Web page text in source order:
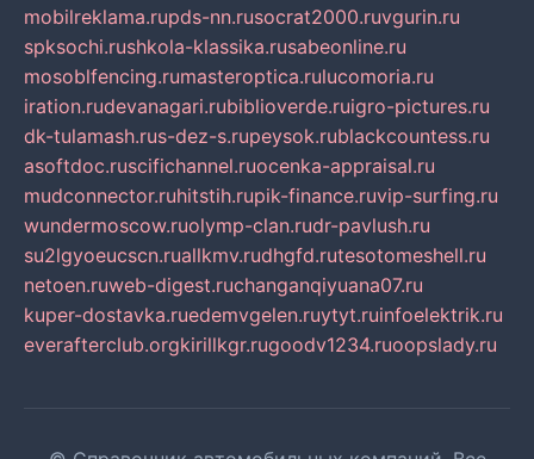
mobilreklama.rupds-nn.rusocrat2000.ruvgurin.ru
spksochi.rushkola-klassika.rusabeonline.ru
mosoblfencing.rumasteroptica.rulucomoria.ru
iration.rudevanagari.rubiblioverde.ruigro-pictures.ru
dk-tulamash.rus-dez-s.rupeysok.rublackcountess.ru
asoftdoc.ruscifichannel.ruocenka-appraisal.ru
mudconnector.ruhitstih.rupik-finance.ruvip-surfing.ru
wundermoscow.ruolymp-clan.rudr-pavlush.ru
su2lgyoeucscn.ruallkmv.rudhgfd.rutesotomeshell.ru
netoen.ruweb-digest.ruchanganqiyuana07.ru
kuper-dostavka.ruedemvgelen.ruytyt.ruinfoelektrik.ru
everafterclub.orgkirillkgr.rugoodv1234.ruoopslady.ru